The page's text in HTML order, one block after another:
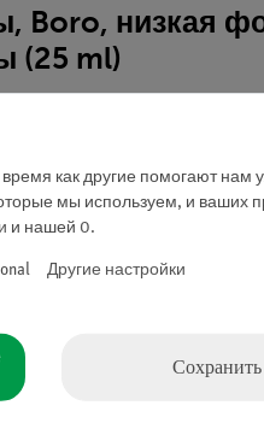
Boro, низкая
(25 ml)
23500500 | Тип:
как другие помогают нам
мы используем, и ваших
и нашей 0.
Другие настройки
Сохранить